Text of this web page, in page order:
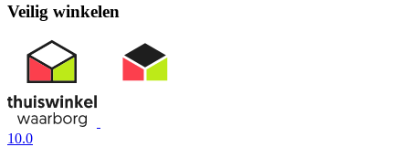
Veilig winkelen
10.0